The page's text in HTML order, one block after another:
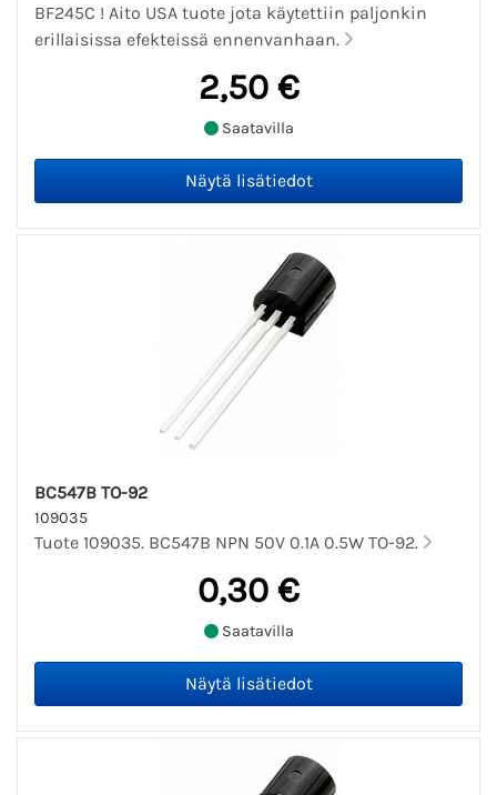
BF245C ! Aito USA tuote jota käytettiin paljonkin
erillaisissa efekteissä ennenvanhaan.
2,50 €
Saatavilla
BC547B TO-92
109035
Tuote 109035. BC547B NPN 50V 0.1A 0.5W TO-92.
0,30 €
Saatavilla